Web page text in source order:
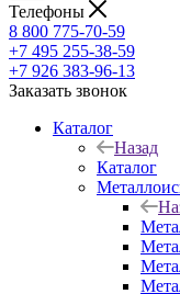
Телефоны
8 800 775-70-59
+7 495 255-38-59
+7 926 383-96-13
Заказать звонок
Каталог
Назад
Каталог